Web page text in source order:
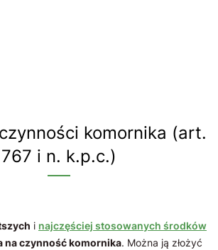
767 i n. k.p.c.)
i najczęściej stosowanych środków
na czynność komornika. Można ją złożyć